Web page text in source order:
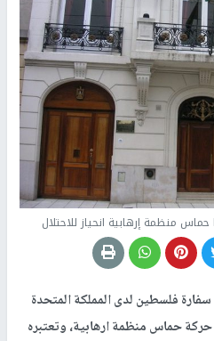
منظمة إرهابية انحياز للاحتلال
فلسطين لدى المملكة المتحدة
حماس منظمة ارهابية، وتعتبره